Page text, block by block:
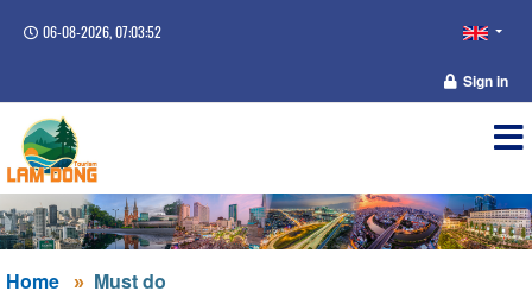
06-08-2026, 07:03:52
Sign in
Home Must do